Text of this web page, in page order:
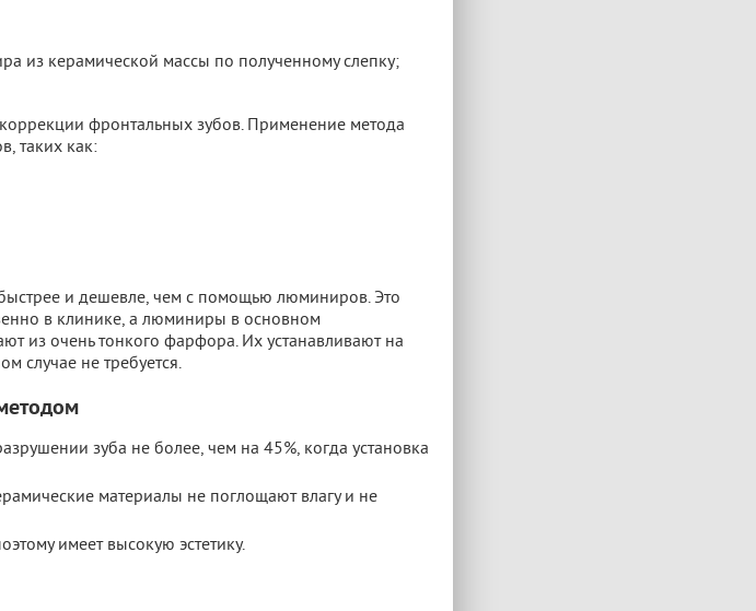
из керамической массы по полученному слепку;
фронтальных зубов. Применение метода
таких как:
и дешевле, чем с помощью люминиров. Это
в клинике, а люминиры в основном
из очень тонкого фарфора. Их устанавливают на
случае не требуется.
зуба не более, чем на 45%, когда установка
материалы не поглощают влагу и не
имеет высокую эстетику.